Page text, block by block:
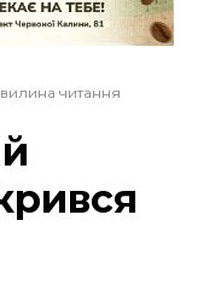
читання